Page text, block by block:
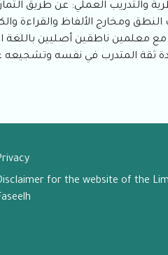
والتدريب العملي: عن طريق
ومخارج الألفاظ والقراءة
مع معلمين ناطقين أصليين باللغة
ثقة المتدرب في نفسه وتشجيعه
for the website of the